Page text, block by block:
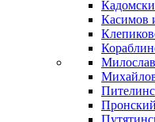
Касимов